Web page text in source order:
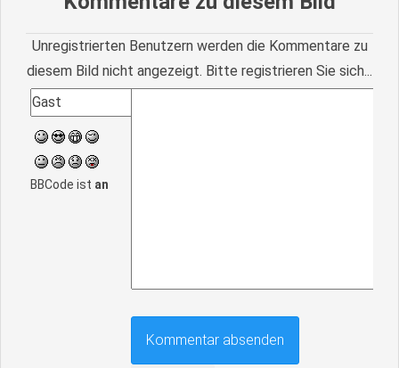
Unregistrierten Benutzern werden die Kommentare zu
diesem Bild nicht angezeigt. Bitte registrieren Sie sich...
BBCode ist an